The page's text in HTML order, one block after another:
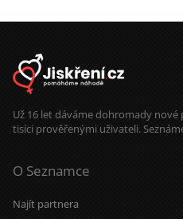
Už 16 let dáváme dohromady
tisíci prověřenými uživateli.
O Seznamce
Najít partnera